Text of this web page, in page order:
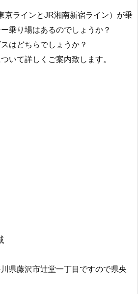
京ラインとJR湘南新宿ライン）が乗
乗り場はあるのでしょうか？
はどちらでしょうか？
いて詳しくご案内致します。
県藤沢市辻堂一丁目ですので県央